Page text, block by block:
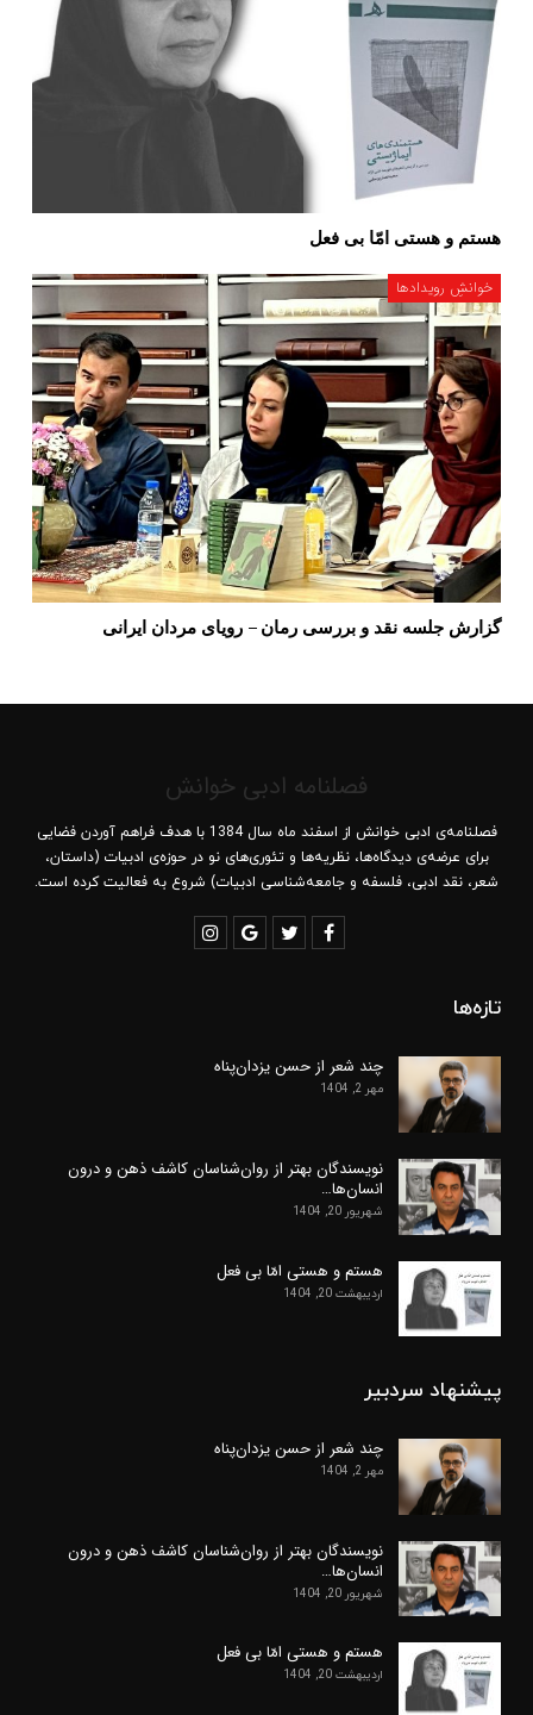
هستم و هستی امّا بی فعل
خوانشِ رویدادها
گزارش جلسه نقد و بررسی رمان – رویای مردان ایرانی
فصلنامه ادبی خوانش
فصلنامه‌ی ادبی خوانش از اسفند ماه سال 1384 با هدف فراهم آوردن فضایی
برای عرضه‌ی دیدگاه‌ها، نظریه‌ها و تئوری‌های نو در حوزه‌ی ادبیات (داستان،
شعر، نقد ادبی، فلسفه و جامعه‌شناسی ادبیات) شروع به فعالیت کرده است.
تازه‌ها
چند شعر از حسن یزدان‌پناه
مهر 2, 1404
نویسندگان بهتر از روان‌شناسان کاشف ذهن و درون
انسان‌ها…
شهریور 20, 1404
هستم و هستی امّا بی فعل
اردیبهشت 20, 1404
پیشنهاد سردبیر
چند شعر از حسن یزدان‌پناه
مهر 2, 1404
نویسندگان بهتر از روان‌شناسان کاشف ذهن و درون
انسان‌ها…
شهریور 20, 1404
هستم و هستی امّا بی فعل
اردیبهشت 20, 1404